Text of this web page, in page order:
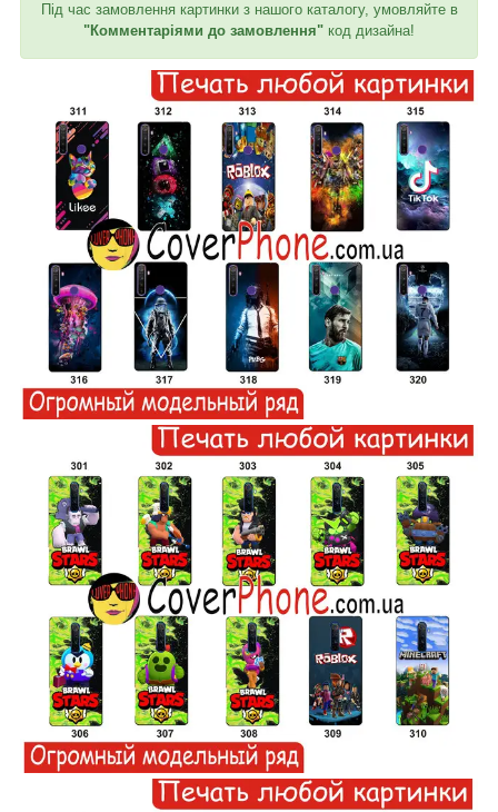
Під час замовлення картинки з нашого каталогу, умовляйте в
"Комментаріями до замовлення" код дизайна!